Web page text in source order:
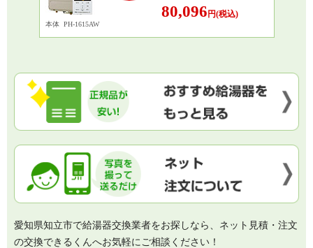
本体 PH-1615AW
80,096円(税込)
愛知県知立市で給湯器交換業者をお探しなら、ネット見積・注文
の交換できるくんへお気軽にご相談ください！